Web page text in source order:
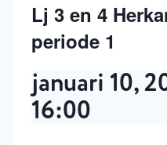
Lj 3 en 4
periode 1
januari 10,
16:00